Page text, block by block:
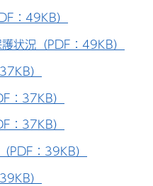
：49KB）
状況（PDF：49KB）
）
：37KB）
：37KB）
PDF：39KB）
）